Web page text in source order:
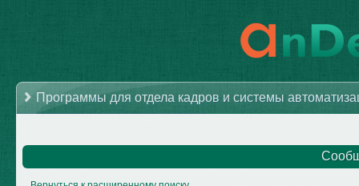
Программы для отдела кадров и системы